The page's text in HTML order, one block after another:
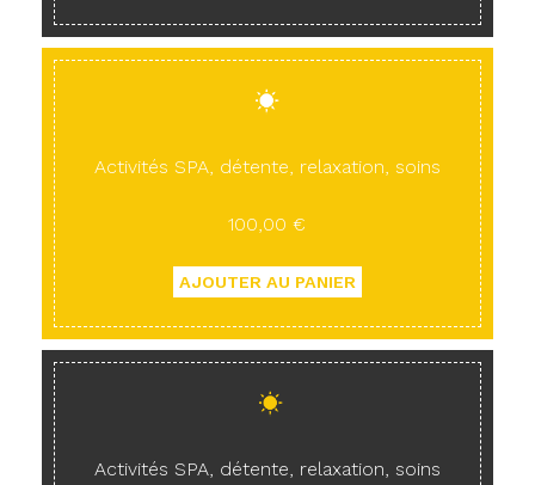
Activités SPA, détente, relaxation, soins
100,00 €
Activités SPA, détente, relaxation, soins